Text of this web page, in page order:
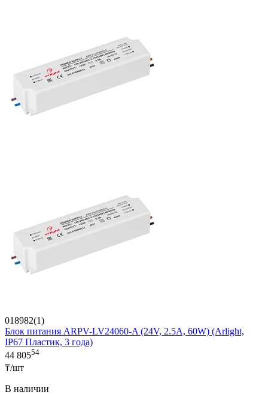
018982(1)
Блок питания ARPV-LV24060-A (24V, 2.5A, 60W) (Arlight,
IP67 Пластик, 3 года)
44 80554
₸/шт
В наличии